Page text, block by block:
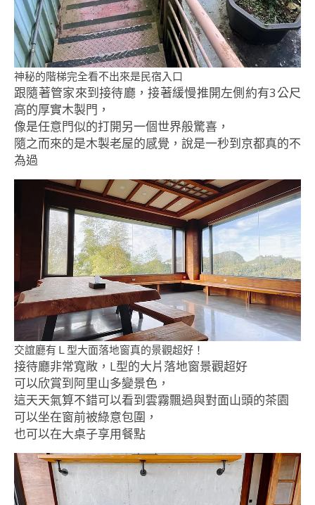
神秘的階梯完全看不出來是民宿入口
跟隨著管家來到接待廳，接著緩慢推開左側約有3公尺
高的厚實木製門，
像是任意門似的打開另一個世界般驚喜，
隨之而來的是木製老屋的感覺，說是一秒到京都真的不
為過
交誼廳有Ｌ型大面落地窗真的景觀超好！
接待廳非常寬敞，L型的大片落地窗景觀超好
可以欣賞到阿里山多變景色，
這天天氣算不錯可以看到雲霧飄過與對面山頭的茶園
可以坐在窗前被綠意包圍，
也可以在大桌子享用餐點